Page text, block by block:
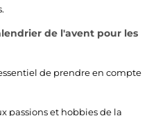
de l'avent pour les
de prendre en compte
passions et hobbies de la